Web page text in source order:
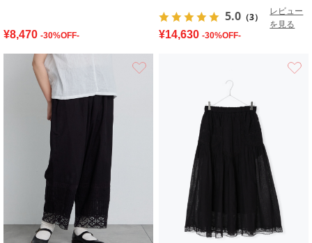
¥8,470 -30%OFF-
5.0 （3）
レビュー
を見る
¥14,630 -30%OFF-